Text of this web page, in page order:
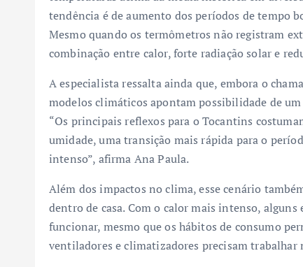
tendência é de aumento dos períodos de tempo
Mesmo quando os termômetros não registram
combinação entre calor, forte radiação solar e
A especialista ressalta ainda que, embora o
modelos climáticos apontam possibilidade de
“Os principais reflexos para o Tocantins
umidade, uma transição mais rápida para o
intenso”, afirma Ana Paula.
Além dos impactos no clima, esse cenário
dentro de casa. Com o calor mais intenso,
funcionar, mesmo que os hábitos de consumo
ventiladores e climatizadores precisam trabalhar